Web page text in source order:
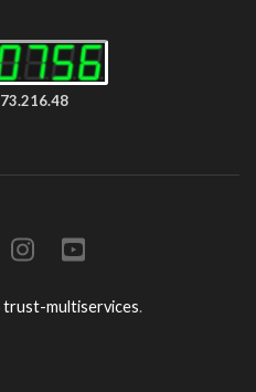
trust-multiservices.